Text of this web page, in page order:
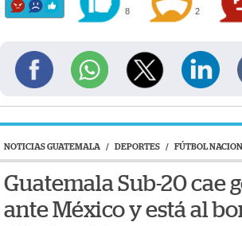
8 2
NOTICIAS GUATEMALA / DEPORTES / FÚTBOL
Guatemala Sub-20 cae
ante México y está al